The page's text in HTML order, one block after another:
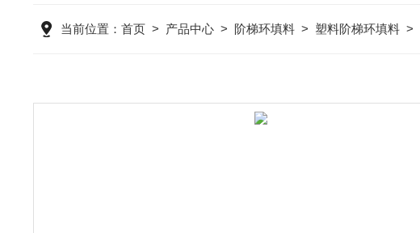
当前位置： 首页> 产品中心> 阶梯环填料> 塑料阶梯环填料>